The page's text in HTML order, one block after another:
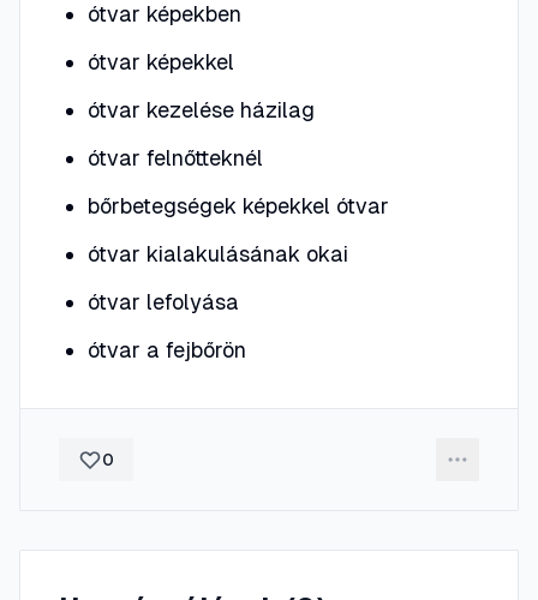
ótvar képekben
ótvar képekkel
ótvar kezelése házilag
ótvar felnőtteknél
bőrbetegségek képekkel ótvar
ótvar kialakulásának okai
ótvar lefolyása
ótvar a fejbőrön
0